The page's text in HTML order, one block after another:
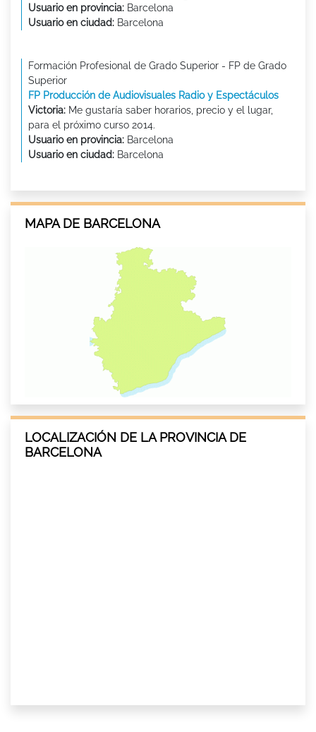
Usuario en provincia: Barcelona
Usuario en ciudad: Barcelona
Formación Profesional de Grado Superior - FP de Grado
Superior
FP Producción de Audiovisuales Radio y Espectáculos
Victoria: Me gustaría saber horarios, precio y el lugar,
para el próximo curso 2014.
Usuario en provincia: Barcelona
Usuario en ciudad: Barcelona
MAPA DE BARCELONA
LOCALIZACIÓN DE LA PROVINCIA DE
BARCELONA